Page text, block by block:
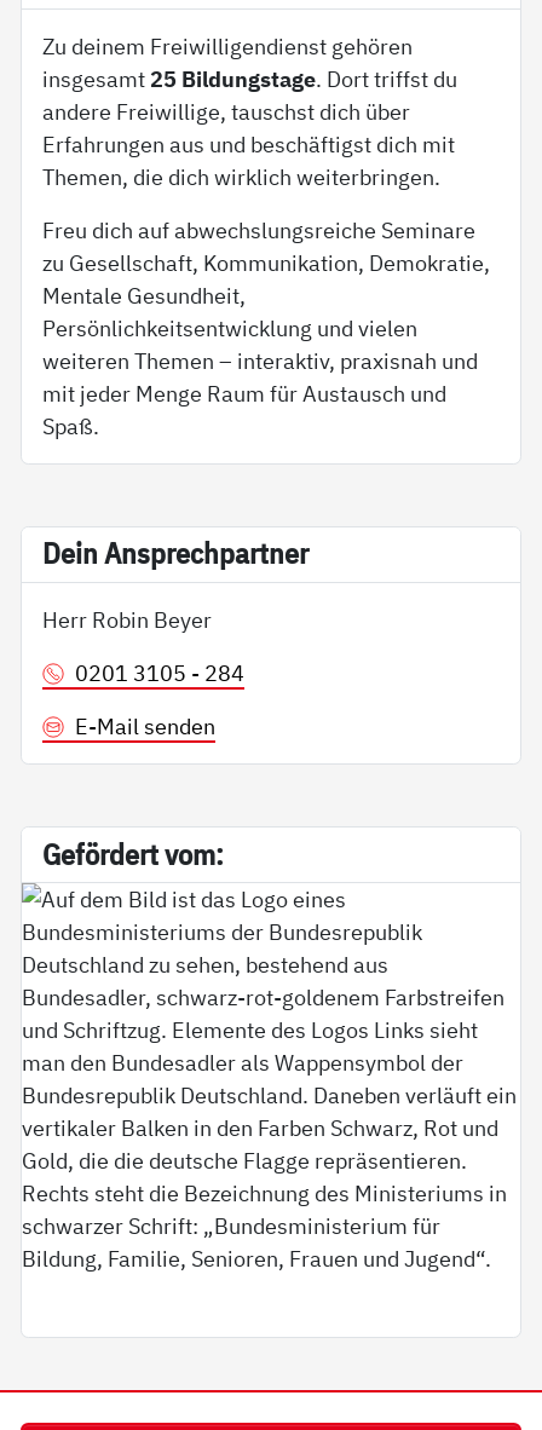
Zu deinem Freiwilligendienst gehören
insgesamt 25 Bildungstage. Dort triffst du
andere Freiwillige, tauschst dich über
Erfahrungen aus und beschäftigst dich mit
Themen, die dich wirklich weiterbringen.
Freu dich auf abwechslungsreiche Seminare
zu Gesellschaft, Kommunikation, Demokratie,
Mentale Gesundheit,
Persönlichkeitsentwicklung und vielen
weiteren Themen – interaktiv, praxisnah und
mit jeder Menge Raum für Austausch und
Spaß.
Dein An­sp­rech­part­ner
Herr Robin Beyer
0201 3105 - 284
E-Mail senden
Ge­för­dert vom: